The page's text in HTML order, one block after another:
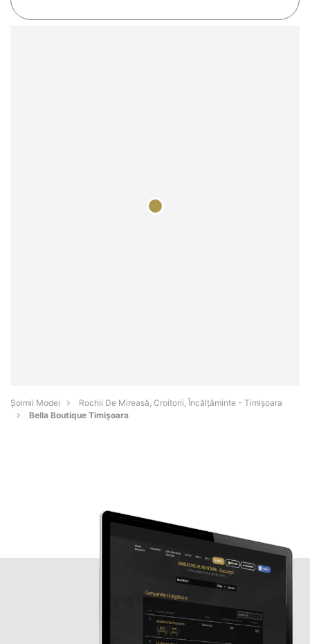
Șoimii Modei
Rochii De Mireasă, Croitorii, Încălțăminte - Timişoara
Bella Boutique Timișoara